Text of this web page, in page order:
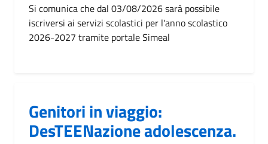
Si comunica che dal 03/08/2026 sarà possibile
iscriversi ai servizi scolastici per l'anno scolastico
2026-2027 tramite portale Simeal
Genitori in viaggio:
DesTEENazione adolescenza.